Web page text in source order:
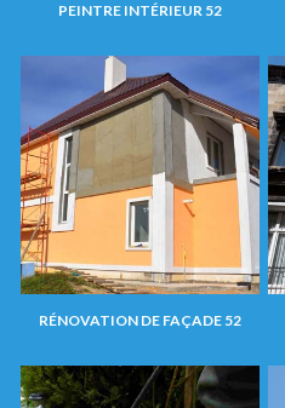
PEINTRE INTÉRIEUR 52
RÉNOVATION DE FAÇADE 52